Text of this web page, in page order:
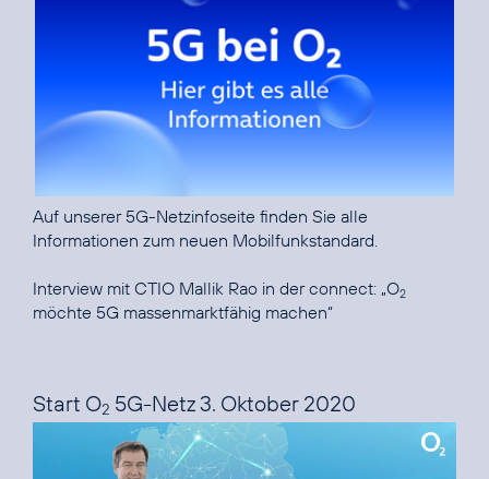
Auf unserer 5G-Netzinfoseite finden Sie alle
Informationen zum neuen Mobilfunkstandard.
Interview mit CTIO Mallik Rao in der connect: „O2
möchte 5G massenmarktfähig machen“
Start O2 5G-Netz 3. Oktober 2020